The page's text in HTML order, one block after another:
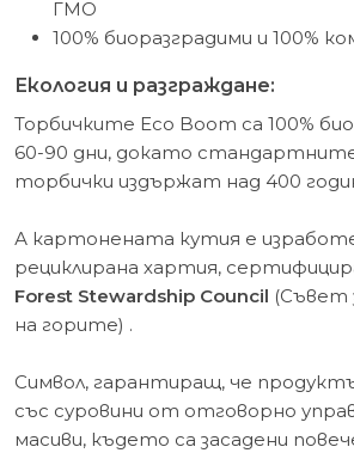
ГМО
100% биоразградими и 100%
Екология и разграждане:
Торбичките Eco Boom са 100%
60-90 дни, докато
торбички издържат над 400
А картонената кутия е
рециклирана хартия,
Forest Stewardship Council (Съвет
на горите) .
Символ, гарантиращ, че
със суровини от отговорно
масиви, където са засадени